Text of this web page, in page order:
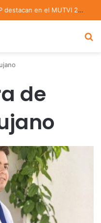
Estudiantes STEM de la UDLAP destacan en el MUTVI 2026
de